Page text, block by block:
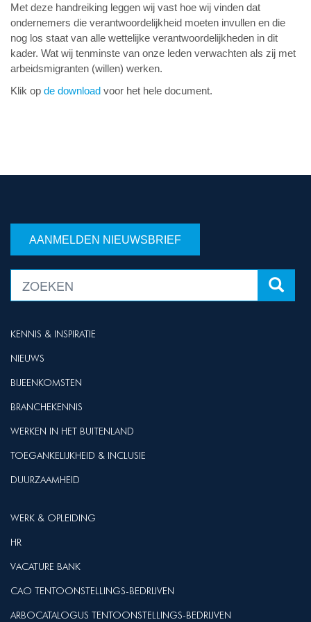
Met deze handreiking leggen wij vast hoe wij vinden dat
ondernemers die verantwoordelijkheid moeten invullen en die
nog los staat van alle wettelijke verantwoordelijkheden in dit
kader. Wat wij tenminste van onze leden verwachten als zij met
arbeidsmigranten (willen) werken.
Klik op de download voor het hele document.
AANMELDEN NIEUWSBRIEF
KENNIS & INSPIRATIE
NIEUWS
BIJEENKOMSTEN
BRANCHEKENNIS
WERKEN IN HET BUITENLAND
TOEGANKELIJKHEID & INCLUSIE
DUURZAAMHEID
WERK & OPLEIDING
HR
VACATURE BANK
CAO TENTOONSTELLINGS-BEDRIJVEN
ARBOCATALOGUS TENTOONSTELLINGS-BEDRIJVEN